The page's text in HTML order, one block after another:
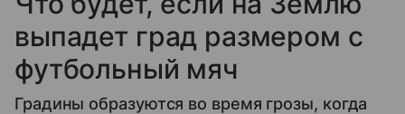
выпадет град размером с
футбольный мяч
Градины образуются во время грозы, когда